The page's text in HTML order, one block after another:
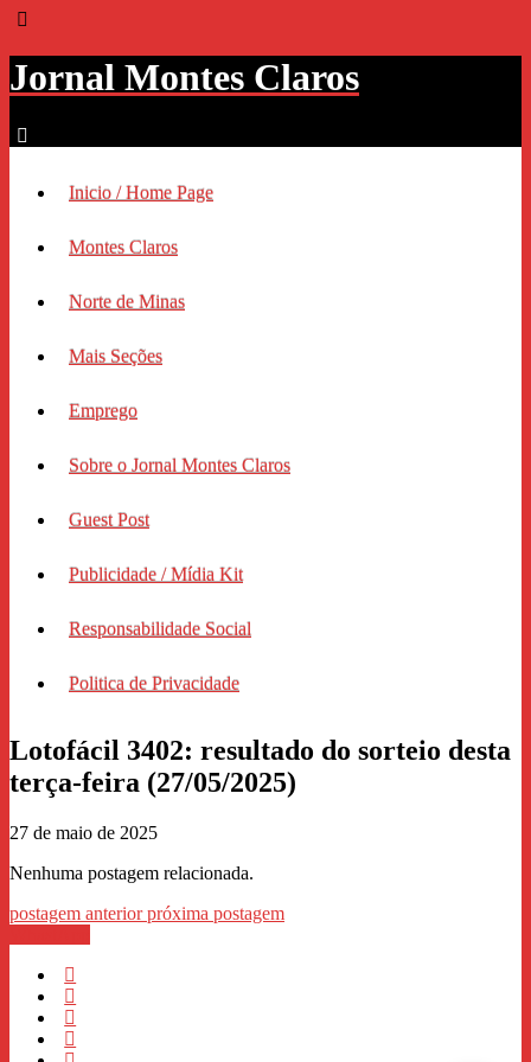
Jornal Montes Claros
Inicio / Home Page
Montes Claros
Norte de Minas
Mais Seções
Emprego
Sobre o Jornal Montes Claros
Guest Post
Publicidade / Mídia Kit
Responsabilidade Social
Politica de Privacidade
Lotofácil 3402: resultado do sorteio desta
terça-feira (27/05/2025)
27 de maio de 2025
Nenhuma postagem relacionada.
postagem anteriorpróxima postagem